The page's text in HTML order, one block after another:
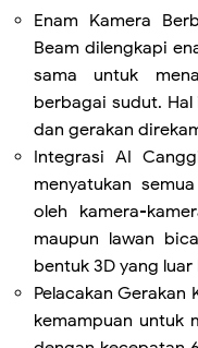
Enam Kamera
Beam dilengkapi
sama untuk
berbagai sudut.
dan gerakan
Integrasi AI
menyatukan
oleh kamera-
maupun lawan
bentuk 3D yang
Pelacakan Gerakan
kemampuan untuk